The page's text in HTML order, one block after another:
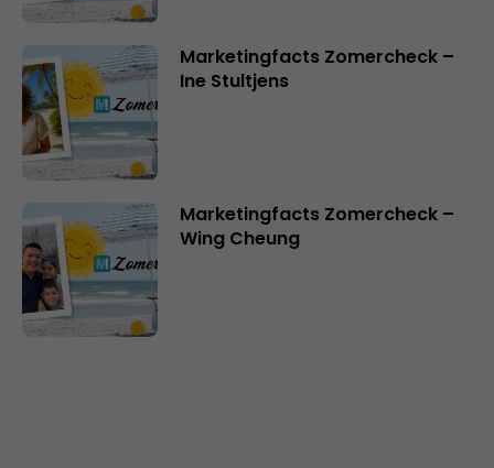
Marketingfacts Zomercheck –
Ine Stultjens
Marketingfacts Zomercheck –
Wing Cheung